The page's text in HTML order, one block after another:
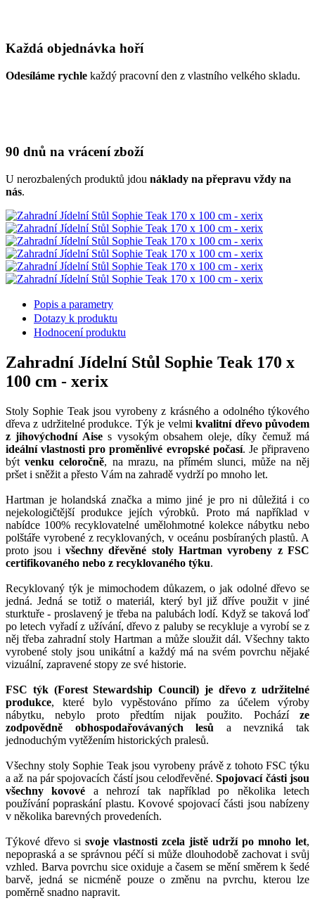
Každá objednávka hoří
Odesíláme rychle každý pracovní den z vlastního velkého skladu.
90 dnů na vrácení zboží
U nerozbalených produktů jdou náklady na přepravu vždy na
nás.
Popis a parametry
Dotazy k produktu
Hodnocení produktu
Zahradní Jídelní Stůl Sophie Teak 170 x
100 cm - xerix
Stoly Sophie Teak jsou vyrobeny z krásného a odolného týkového
dřeva z udržitelné produkce. Týk je velmikvalitní dřevo původem
z jihovýchodní Aises vysokým obsahem oleje, díky čemuž má
ideální vlastnosti pro proměnlivé evropské počasí. Je připraveno
býtvenku celoročně, na mrazu, na přímém slunci, může na něj
pršet i sněžit a přesto Vám na zahradě vydrží po mnoho let.
Hartman je holandská značka a mimo jiné je pro ni důležitá i co
nejekologičtější produkce jejích výrobků. Proto má například v
nabídce 100% recyklovatelné umělohmotné kolekce nábytku nebo
polštáře vyrobené z recyklovaných, v oceánu posbíraných plastů. A
proto jsou i všechny dřevěné stoly Hartman vyrobeny z FSC
certifikovaného nebo z recyklovaného týku.
Recyklovaný týk je mimochodem důkazem, o jak odolné dřevo se
jedná. Jedná se totiž o materiál, který byl již dříve použit v jiné
sturktuře - proslavený je třeba na palubách lodí. Když se taková loď
po letech vyřadí z užívání, dřevo z paluby se recykluje a vyrobí se z
něj třeba zahradní stoly Hartman a může sloužit dál. Všechny takto
vyrobené stoly jsou unikátní a každý má na svém povrchu nějaké
vizuální, zapravené stopy ze své historie.
FSC týk (Forest Stewardship Council) je dřevo z udržitelné
produkce, které bylo vypěstováno přímo za účelem výroby
nábytku, nebylo proto předtím nijak použito. Pochází ze
zodpovědně obhospodařovávaných lesů a nevzniká tak
jednoduchým vytěžením historických pralesů.
Všechny stoly Sophie Teak jsou vyrobeny právě z tohoto FSC týku
a až na pár spojovacích částí jsou celodřevěné.Spojovací části jsou
všechny kovové a nehrozí tak například po několika letech
používání popraskání plastu. Kovové spojovací části jsou nabízeny
v několika barevných provedeních.
Týkové dřevo si svoje vlastnosti zcela jistě udrží po mnoho let,
nepopraská a se správnou péčí si může dlouhodobě zachovat i svůj
vzhled. Barva povrchu sice oxiduje a časem se mění směrem k šedé
barvě, jedná se nicméně pouze o změnu na pvrchu, kterou lze
poměrně snadno napravit.